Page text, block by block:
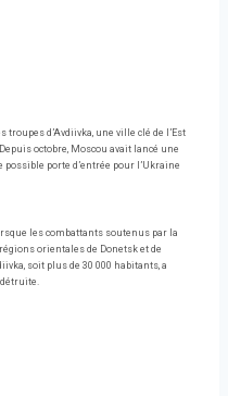
troupes d’Avdiivka, une ville clé de l’Est
octobre, Moscou avait lancé une
porte d’entrée pour l’Ukraine
les combattants soutenus par la
orientales de Donetsk et de
soit plus de 30 000 habitants, a